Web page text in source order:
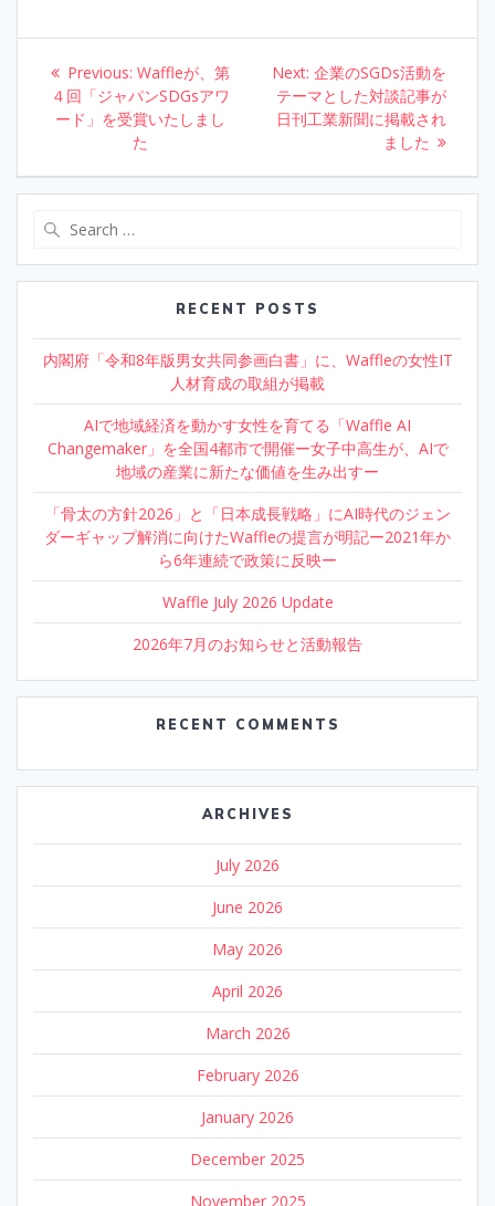
b
o
o
k
er e
dI
n
e
Post
navigation
Previous: Previous
post:
Waffleが、第
４回「ジャパンSDGsアワ
ード」を受賞いたしまし
た
Next: Next
post:
企業のSGDs活動を
テーマとした対談記事が
日刊工業新聞に掲載され
ました
RECENT POSTS
内閣府「令和8年版男女共同参画白書」に、Waffleの女性IT
人材育成の取組が掲載
AIで地域経済を動かす女性を育てる「Waffle AI
Changemaker」を全国4都市で開催ー女子中高生が、AIで
地域の産業に新たな価値を生み出すー
「骨太の方針2026」と「日本成長戦略」にAI時代のジェン
ダーギャップ解消に向けたWaffleの提言が明記ー2021年か
ら6年連続で政策に反映ー
Waffle July 2026 Update
2026年7月のお知らせと活動報告
RECENT COMMENTS
ARCHIVES
July 2026
June 2026
May 2026
April 2026
March 2026
February 2026
January 2026
December 2025
November 2025